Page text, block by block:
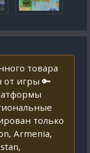
товара
от игры 🔑
только
Armenia,